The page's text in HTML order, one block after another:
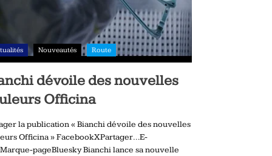
Nouveautés Route
dévoile des nouvelles
Officina
la publication « Bianchi dévoile des nouvelles
Officina » FacebookXPartager…E-
pageBluesky Bianchi lance sa nouvelle